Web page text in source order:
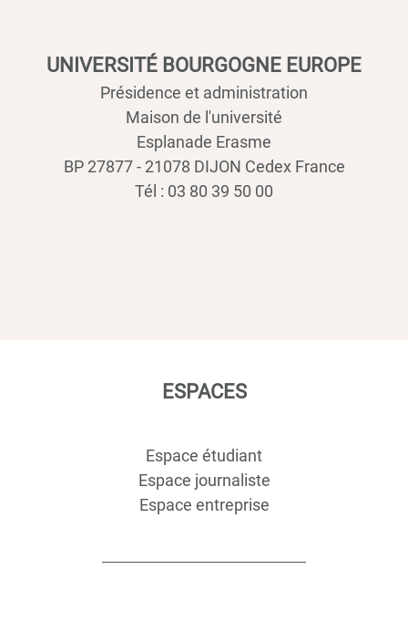
UNIVERSITÉ BOURGOGNE EUROPE
Présidence et administration
Maison de l'université
Esplanade Erasme
BP 27877 - 21078 DIJON Cedex France
Tél : 03 80 39 50 00
ESPACES
Espace étudiant
Espace journaliste
Espace entreprise